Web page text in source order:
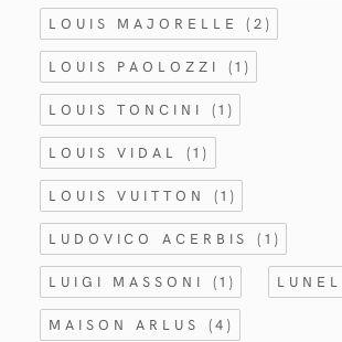
LOUIS MAJORELLE(2)
LOUIS PAOLOZZI (1)
LOUIS TONCINI (1)
LOUIS VIDAL (1)
LOUIS VUITTON (1)
LUDOVICO ACERBIS(1)
LUIGI MASSONI (1) LUNEL
MAISON ARLUS (4)